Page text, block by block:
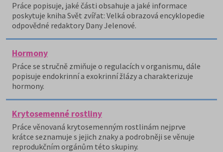
Práce popisuje, jaké části obsahuje a jaké informace
poskytuje kniha Svět zvířat: Velká obrazová encyklopedie
odpovědné redaktory Dany Jelenové.
Hormony
Práce se stručně zmiňuje o regulacích v organismu, dále
popisuje endokrinní a exokrinní žlázy a charakterizuje
hormony.
Krytosemenné rostliny
Práce věnovaná krytosemenným rostlinám nejprve
krátce seznamuje s jejich znaky a podrobněji se věnuje
reprodukčním orgánům této skupiny.